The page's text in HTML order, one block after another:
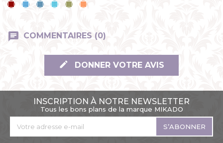
CeriseBleuBleuBleuKakiMandarine
COMMENTAIRES (0)
DONNER VOTRE AVIS
INSCRIPTION À NOTRE NEWSLETTER
Tous les bons plans de la marque MIKADO
S’ABONNER